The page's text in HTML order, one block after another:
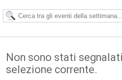
Non sono stati
selezione corrente.